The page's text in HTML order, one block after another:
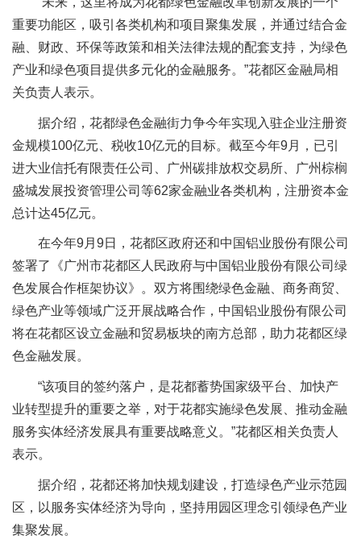
重要功能区，吸引各类机构和项目聚集发展，并通过结合金
融、财政、环保等政策和相关法律法规的配套支持，为绿色
产业和绿色项目提供多元化的金融服务。”花都区金融局相
关负责人表示。
据介绍，花都绿色金融街力争今年实现入驻企业注册资
金规模100亿元、税收10亿元的目标。截至今年9月，已引
进大业信托有限责任公司、广州碳排放权交易所、广州棕榈
盛城发展投资管理公司等62家金融业各类机构，注册资本金
总计达45亿元。
在今年9月9日，花都区政府还和中国铝业股份有限公司
签署了《广州市花都区人民政府与中国铝业股份有限公司绿
色发展合作框架协议》。双方将围绕绿色金融、商务商贸、
绿色产业等领域广泛开展战略合作，中国铝业股份有限公司
将在花都区设立金融和贸易板块的南方总部，助力花都区绿
色金融发展。
“该项目的签约落户，是花都蓄势国家级平台、加快产
业转型提升的重要之举，对于花都实施绿色发展、推动金融
服务实体经济发展具有重要战略意义。”花都区相关负责人
表示。
据介绍，花都还将加快规划建设，打造绿色产业示范园
区，以服务实体经济为导向，坚持用园区理念引领绿色产业
集聚发展。